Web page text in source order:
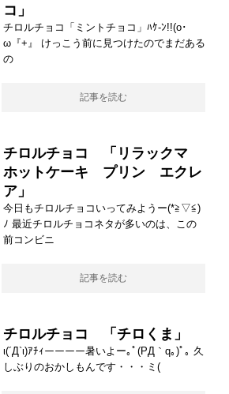
コ」
チロルチョコ「ミントチョコ」ﾊｹ-ﾝ!!(o･
ω『+』 けっこう前に見つけたのでまだある
の
記事を読む
チロルチョコ 「リラックマ
ホットケーキ プリン エクレ
ア」
今日もチロルチョコいってみようー(*≧▽≦)
ﾉ 最近チロルチョコネタが多いのは、この
前コンビニ
記事を読む
チロルチョコ 「チロくま」
ι(´Д`ι)ｱﾁｨーーーー暑いよー｡ﾟ(PД｀q｡)ﾟ｡ 久
しぶりのおかしもんです・・・ミ(